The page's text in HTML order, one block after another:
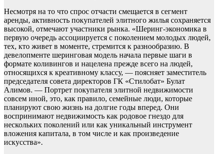
Несмотря на то что спрос отчасти смещается в сегмент
аренды, активность покупателей элитного жилья сохраняется
высокой, отмечают участники рынка. «Шеринг-экономика в
первую очередь ассоциируется с поколением молодых людей,
тех, кто живет в моменте, стремится к разнообразию. В
девелопменте шеринговая модель начала первые шаги в
формате коливингов и нацелена прежде всего на людей,
относящихся к креативному классу, — поясняет заместитель
председателя совета директоров ГК «Стилобат» Булат
Алимов. — Портрет покупателя элитной недвижимости
совсем иной, это, как правило, семейные люди, которые
планируют свою жизнь на долгие годы вперед. Они
воспринимают недвижимость как родовое гнездо для
нескольких поколений или как уникальный инструмент
вложения капитала, в том числе и как произведение
искусства».